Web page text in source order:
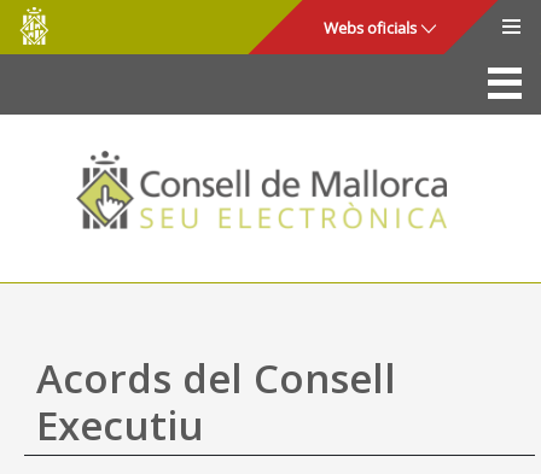
Salta al contingut principal
Consell
de
Mallorca
Webs oficials
La Seu
Consell de Mallorca
Accés i seguretat
Utilitats
Ajuda
Acords del Consell
Executiu